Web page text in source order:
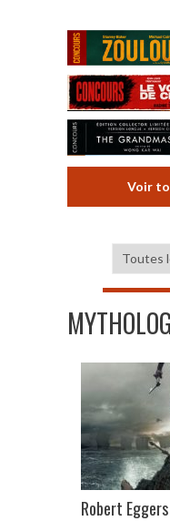
Voir
Robert